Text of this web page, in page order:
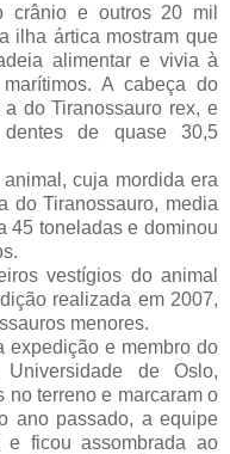
crânio e outros 20 mil
ilha ártica mostram que
alimentar e vivia à
A cabeça do
do Tiranossauro rex, e
de quase 30,5
cuja mordida era
do Tiranossauro, media
45 toneladas e dominou
vestígios do animal
realizada em 2007,
menores.
expedição e membro do
de Oslo,
no terreno e marcaram o
ano passado, a equipe
e ficou assombrada ao